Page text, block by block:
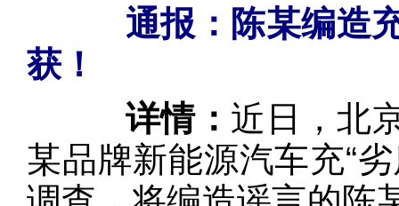
通报：陈某编造
获！
详情： 近日，北
某品牌新能源汽车充“